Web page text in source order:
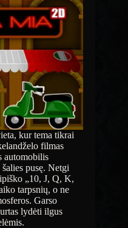
kur tema tikrai
filmas
automobilis
pusę. Netgi
„10, J, Q, K,
tarpsnių, o ne
Garso
lydėti ilgus